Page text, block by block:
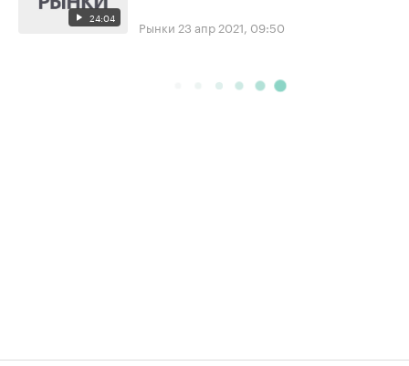
24:04 Рынки 23 апр 2021, 09:50